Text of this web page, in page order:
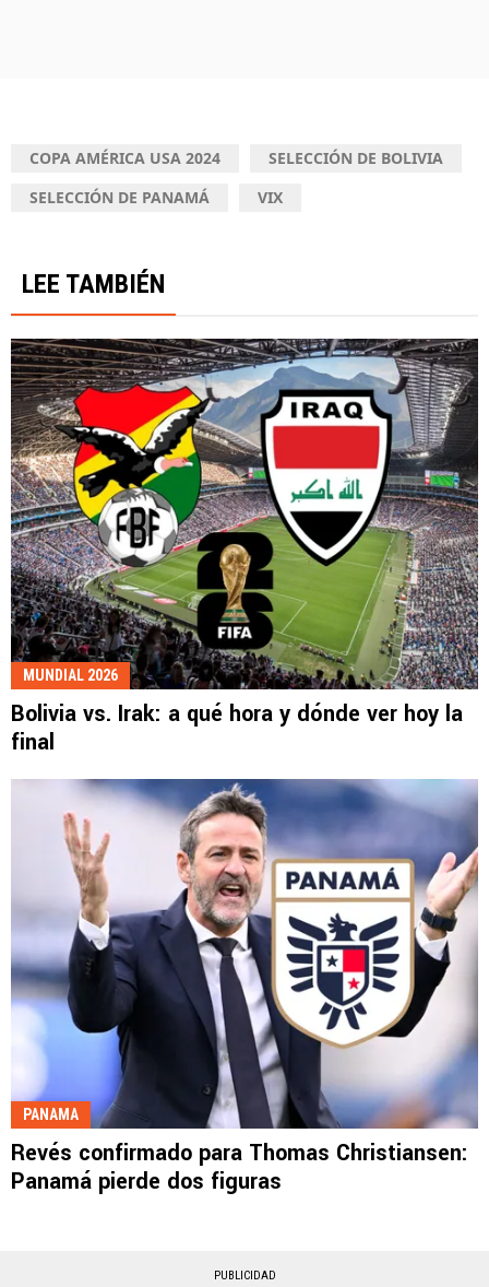
COPA AMÉRICA USA 2024
SELECCIÓN DE BOLIVIA
SELECCIÓN DE PANAMÁ
VIX
LEE TAMBIÉN
MUNDIAL 2026
Bolivia vs. Irak: a qué hora y dónde ver hoy la
final
PANAMA
Revés confirmado para Thomas Christiansen:
Panamá pierde dos figuras
PUBLICIDAD